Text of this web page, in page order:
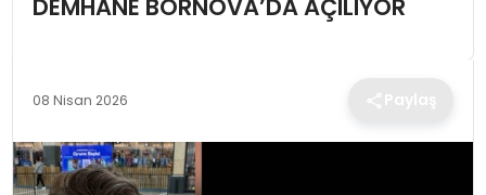
TEKNOLOJI
DEMHANE BORNOVA’DA AÇILIYOR
08 Nisan 2026